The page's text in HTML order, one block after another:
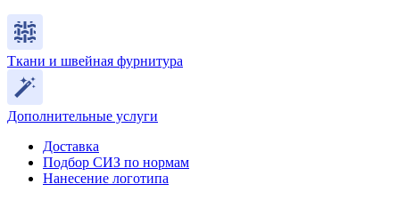
Ткани и швейная фурнитура
Дополнительные услуги
Доставка
Подбор СИЗ по нормам
Нанесение логотипа